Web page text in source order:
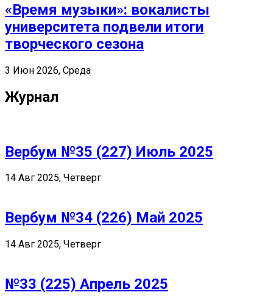
«Время музыки»: вокалисты
университета подвели итоги
творческого сезона
3 Июн 2026, Среда
Журнал
Вербум №35 (227) Июль 2025
14 Авг 2025, Четверг
Вербум №34 (226) Май 2025
14 Авг 2025, Четверг
№33 (225) Апрель 2025